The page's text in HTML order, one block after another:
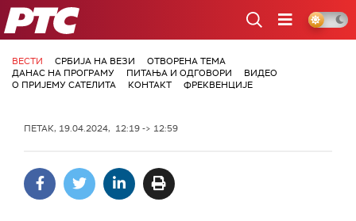
РТС
ВЕСТИ СРБИЈА НА ВЕЗИ
ОТВОРЕНА ТЕМА
ДАНАС НА ПРОГРАМУ
ПИТАЊА И ОДГОВОРИ
ВИДЕО
О ПРИЈЕМУ САТЕЛИТА
КОНТАКТ ФРЕКВЕНЦИЈЕ
ПЕТАК, 19.04.2024, 12:19 -> 12:59